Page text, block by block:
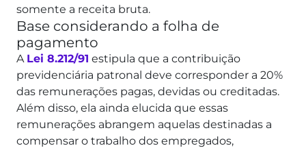
somente a receita bruta.
Base considerando a folha de
pagamento
A Lei 8.212/91 estipula que a contribuição
previdenciária patronal deve corresponder a 20%
das remunerações pagas, devidas ou creditadas.
Além disso, ela ainda elucida que essas
remunerações abrangem aquelas destinadas a
compensar o trabalho dos empregados,